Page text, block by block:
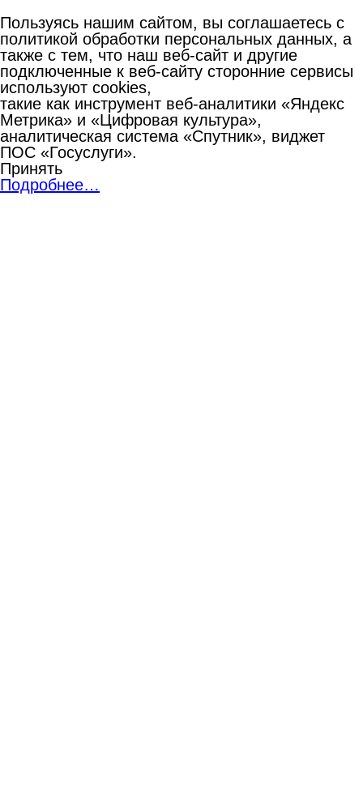
Пользуясь нашим сайтом, вы соглашаетесь с
политикой обработки персональных данных, а
также с тем, что наш веб-сайт и другие
подключенные к веб-сайту сторонние сервисы
используют cookies,
такие как инструмент веб-аналитики «Яндекс
Метрика» и «Цифровая культура»,
аналитическая система «Спутник», виджет
ПОС «Госуслуги».
Принять
Подробнее…